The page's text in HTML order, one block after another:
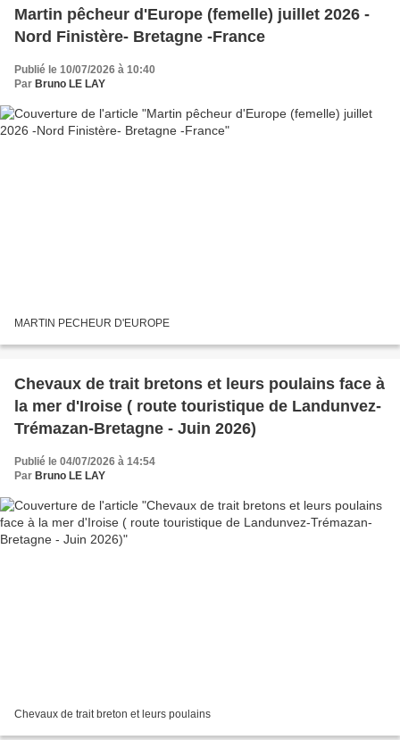
Martin pêcheur d'Europe (femelle) juillet 2026 -
Nord Finistère- Bretagne -France
Publié le 10/07/2026 à 10:40
Par Bruno LE LAY
MARTIN PECHEUR D'EUROPE
Chevaux de trait bretons et leurs poulains face à
la mer d'Iroise ( route touristique de Landunvez-
Trémazan-Bretagne - Juin 2026)
Publié le 04/07/2026 à 14:54
Par Bruno LE LAY
Chevaux de trait breton et leurs poulains